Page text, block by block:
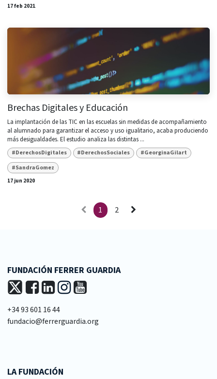
17 feb 2021
Brechas Digitales y Educación
La implantación de las TIC en las escuelas sin medidas de acompañamiento
al alumnado para garantizar el acceso y uso igualitario, acaba produciendo
más desigualdades. El estudio analiza las distintas ...
#DerechosDigitales #DerechosSociales
#GeorginaGilart
#SandraGomez
17 jun 2020
1 2
FUNDACIÓN FERRER GUARDIA
+34 93 601 16 44
fundacio@ferrerguardia.org
LA FUNDACIÓN